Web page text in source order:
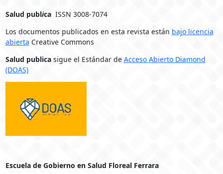
Salud publicaISSN 3008-7074
Los documentos publicados en esta revista están bajo licencia
abierta Creative Commons
Salud publicasigue el Estándar de Acceso Abierto Diamond
(DOAS)
Escuela de Gobierno en Salud Floreal Ferrara